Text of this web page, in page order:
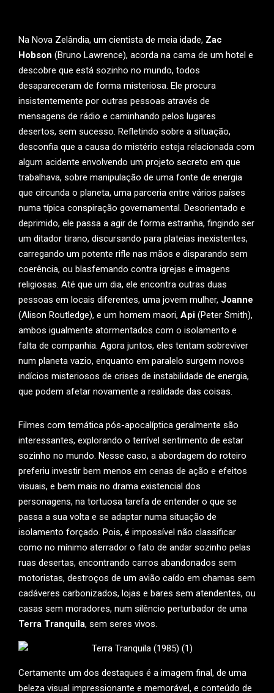
Na Nova Zelândia, um cientista de meia idade, Zac
Hobson (Bruno Lawrence), acorda na cama de um hotel e
descobre que está sozinho no mundo, todos
desapareceram de forma misteriosa. Ele procura
insistentemente por outras pessoas através de
mensagens de rádio e caminhando pelos lugares
desertos, sem sucesso. Refletindo sobre a situação,
desconfia que a causa do mistério esteja relacionada com
algum acidente envolvendo um projeto secreto em que
trabalhava, sobre manipulação de uma fonte de energia
que circunda o planeta, uma parceria entre vários países
numa típica conspiração governamental. Desorientado e
deprimido, ele passa a agir de forma estranha, fingindo ser
um ditador tirano, discursando para plateias inexistentes,
carregando um potente rifle nas mãos e disparando sem
coerência, ou blasfemando contra igrejas e imagens
religiosas. Até que um dia, ele encontra outras duas
pessoas em locais diferentes, uma jovem mulher, Joanne
(Alison Routledge), e um homem maori, Api (Peter Smith),
ambos igualmente atormentados com o isolamento e
falta de companhia. Agora juntos, eles tentam sobreviver
num planeta vazio, enquanto em paralelo surgem novos
indícios misteriosos de crises de instabilidade de energia,
que podem afetar novamente a realidade das coisas.
Filmes com temática pós-apocalíptica geralmente são
interessantes, explorando o terrível sentimento de estar
sozinho no mundo. Nesse caso, a abordagem do roteiro
preferiu investir bem menos em cenas de ação e efeitos
visuais, e bem mais no drama existencial dos
personagens, na tortuosa tarefa de entender o que se
passa a sua volta e se adaptar numa situação de
isolamento forçado. Pois, é impossível não classificar
como no mínimo aterrador o fato de andar sozinho pelas
ruas desertas, encontrando carros abandonados sem
motoristas, destroços de um avião caído em chamas sem
cadáveres carbonizados, lojas e bares sem atendentes, ou
casas sem moradores, num silêncio perturbador de uma
Terra Tranquila, sem seres vivos.
Certamente um dos destaques é a imagem final, de uma
beleza visual impressionante e memorável, e conteúdo de